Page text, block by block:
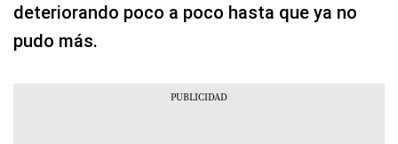
deteriorando poco a poco hasta que ya no
pudo más.